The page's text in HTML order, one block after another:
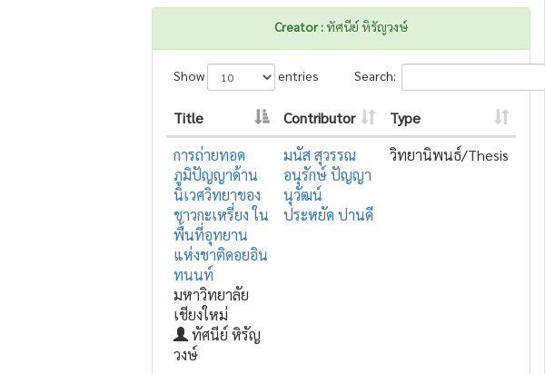
Creator :ทัศนีย์ หิรัญวงษ์
Show entries Search:
Title Contributor
Type
การถ่ายทอด
ภูมิปัญญาด้าน
นิเวศวิทยาของ
ชาวกะเหรี่ยง ใน
พื้นที่อุทยาน
แห่งชาติดอยอิน
ทนนท์
มหาวิทยาลัย
เชียงใหม่
ทัศนีย์ หิรัญ
วงษ์
มนัส สุวรรณ
อนุรักษ์ ปัญญา
นุวัฒน์
ประหยัด ปานดี
วิทยานิพนธ์/Thesis